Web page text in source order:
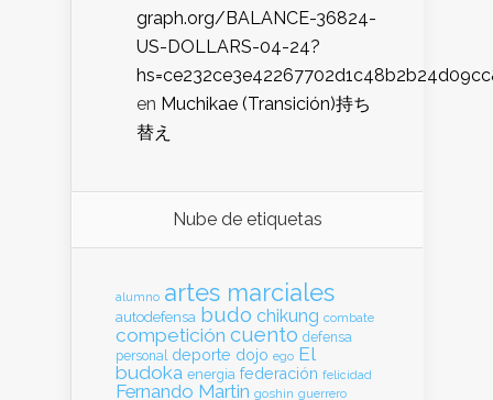
graph.org/BALANCE-36824-
US-DOLLARS-04-24?
en Muchikae (Transición)持ち
替え
Nube de etiquetas
alumno artes marciales
autodefensa budo chikung combate
competición cuento defensa
personal deporte dojo ego El
budoka energia federación felicidad
Fernando Martin goshin guerrero